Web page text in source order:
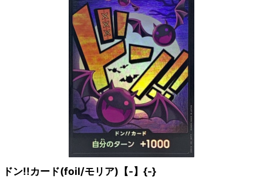
ドン!!カード(foil/モリア)【-】{-}